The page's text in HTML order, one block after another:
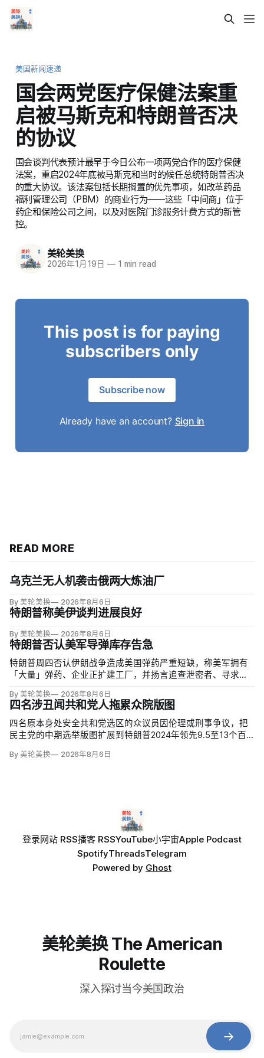
美国新闻速递
国会两党医疗保健法案重
启被马斯克和特朗普否决
的协议
国会谈判代表预计最早于今日公布一项两党合作的医疗保健
法案，重启2024年底被马斯克和当时的候任总统特朗普否决
的重大协议。该法案包括长期搁置的优先事项，如改革药品
福利管理公司（PBM）的商业行为——这些「中间商」位于
药企和保险公司之间，以及对医院门诊服务计费方式的新管
控。
美轮美换
2026年1月19日 —1 min read
This post is for paying
subscribers only
Subscribe now
Already have an account? Sign in
READ MORE
乌克兰无人机袭击俄两大炼油厂
By 美轮美换 2026年8月6日
特朗普称美伊谈判进展良好
By 美轮美换 2026年8月6日
特朗普否认美军导弹库存告急
特朗普周四否认伊朗战争造成美国弹药严重短缺，称美军拥有
「大量」弹药、企业正扩建工厂，并扬言追查泄密者、寻求长
动」中几乎耗尽全球陆军战术导弹系统（ATACMS）与精确打
击导弹库存，爱国者和末段高空区域防御系统（THAAD）拦
截…
By 美轮美换 2026年8月6日
四名涉丑闻共和党人拖累众院版图
四名原本身处安全共和党选区的众议员因伦理或刑事争议，把
民主党的中期选举版图扩展到特朗普2024年领先9.5至13个百
道德委员会认定性骚扰女助理后退选，其选区已被列为胜负难
By 美轮美换 2026年8月6日
登录网站 RSS播客 RSSYouTube小宇宙Apple Podcast
SpotifyThreadsTelegram
Powered by Ghost
美轮美换 The American
Roulette
深入探讨当今美国政治